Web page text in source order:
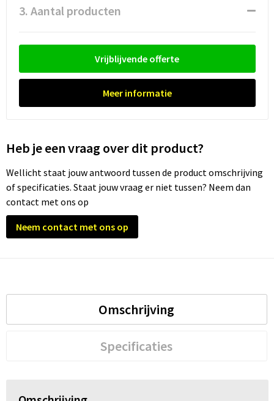
3. Aantal producten
Vrijblijvende offerte
Meer informatie
Heb je een vraag over dit product?
Wellicht staat jouw antwoord tussen de product omschrijving
of specificaties. Staat jouw vraag er niet tussen? Neem dan
contact met ons op
Neem contact met ons op
Omschrijving
Specificaties